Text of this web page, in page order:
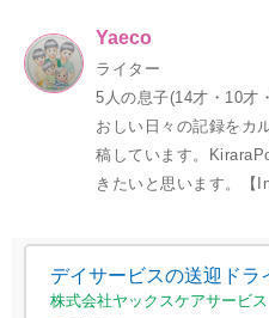
Yaeco
ライター
5人の息子(14才・10才
おしい日々の記録をカ
稿しています。
きたいと思います。【
デイサービスの送迎ドラ
株式会社ヤックスケアサービス